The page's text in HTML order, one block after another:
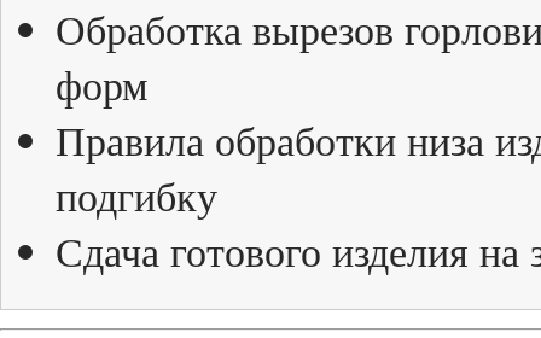
Обработка вырезов
форм
Правила обработки низа
подгибку
Сдача готового изделия на